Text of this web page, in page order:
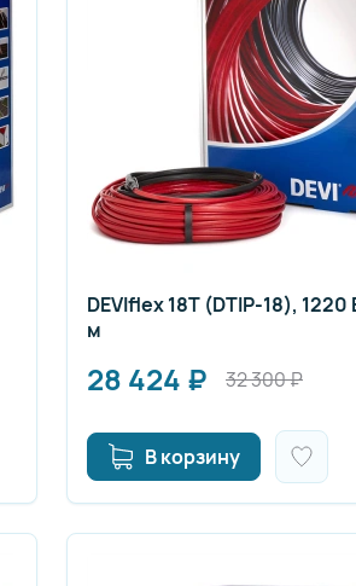
DEVIflex 18T (DTIP-18), 1220
м
28 424 ₽ 32 300₽
В корзину